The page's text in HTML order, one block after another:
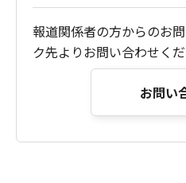
報道関係者の方からのお
ク先よりお問い合わせくだ
お問い